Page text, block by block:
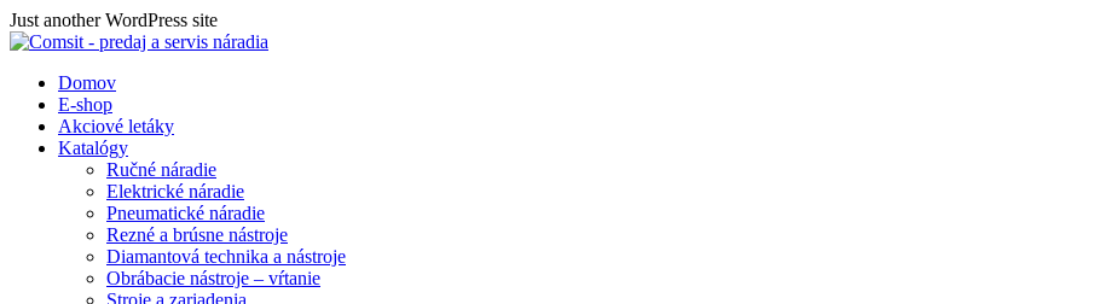
Skip
to
Just another WordPress site
Domov
E-shop
Akciové letáky
Katalógy
Ručné náradie
Elektrické náradie
Pneumatické náradie
Rezné a brúsne nástroje
Diamantová technika a nástroje
Obrábacie nástroje – vŕtanie
Stroje a zariadenia